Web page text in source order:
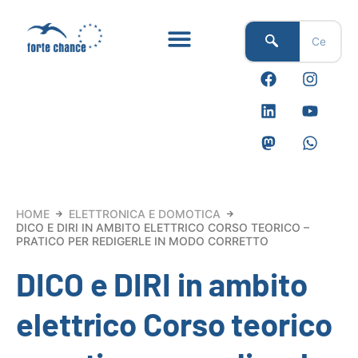
contenuto
F
a
c
e
b
o
I
n
s
t
a
g
L
i
n
k
e
d
Y
o
u
t
u
b
M
a
s
t
o
d
W
h
a
t
s
a
HOME
ELETTRONICA E DOMOTICA
DICO E DIRI IN AMBITO ELETTRICO CORSO TEORICO –
PRATICO PER REDIGERLE IN MODO CORRETTO
DICO e DIRI in ambito
elettrico Corso teorico